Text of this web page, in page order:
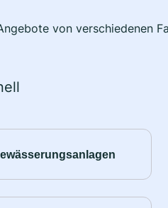
von verschiedenen